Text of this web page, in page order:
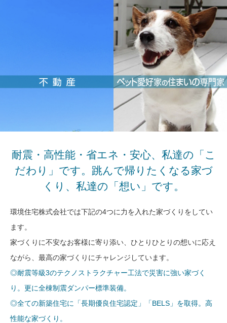
耐震・高性能・省エネ・安心、私達の「こ
だわり」です。跳んで帰りたくなる家づ
くり、私達の「想い」です。
環境住宅株式会社では下記の4つに力を入れた家づくりをしてい
ます。
家づくりに不安なお客様に寄り添い、ひとりひとりの想いに応え
ながら、最高の家づくりにチャレンジしています。
◎耐震等級3のテクノストラクチャー工法で災害に強い家づく
り。更に全棟制震ダンパー標準装備。
◎全ての新築住宅に「長期優良住宅認定」「BELS」を取得。高
性能な家づくり。